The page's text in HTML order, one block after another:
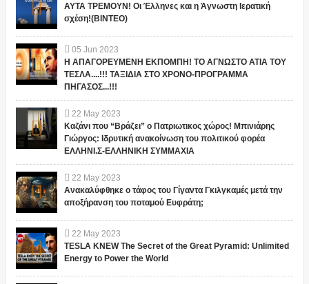
ΑΥΤΑ ΤΡΕΜΟΥΝ! Οι Έλληνες και η Άγνωστη Ιερατική
σχέση!(ΒΙΝΤΕΟ)
05 Jun 2023
Η ΑΠΑΓΟΡΕΥΜΕΝΗ ΕΚΠΟΜΠΗ! ΤΟ ΑΓΝΩΣΤΟ ΑΤΙΑ ΤΟΥ
ΤΕΣΛΑ....!!! ΤΑΞΙΔΙΑ ΣΤΟ ΧΡΟΝΟ-ΠΡΟΓΡΑΜΜΑ
ΠΗΓΑΣΟΣ...!!!
22 May 2023
Καζάνι που “Βράζει” ο Πατριωτικος χώρος! Μπινιάρης
Γιώργος: Ιδρυτική ανακοίνωση του πολιτικού φορέα
ΕΛΛΗΝΙ.Σ-ΕΛΛΗΝΙΚΗ ΣΥΜΜΑΧΙΑ
22 May 2023
Ανακαλύφθηκε ο τάφος του Γίγαντα Γκιλγκαμές μετά την
αποξήρανση του ποταμού Ευφράτη;
22 May 2023
TESLA KNEW The Secret of the Great Pyramid: Unlimited
Energy to Power the World